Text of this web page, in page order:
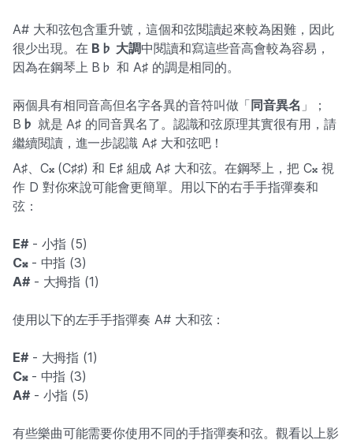
A# 大和弦包含重升號，這個和弦閱讀起來較為困難，因此
很少出現。在 B♭ 大調中閱讀和寫這些音高會較為容易，
因為在鋼琴上 B♭ 和 A♯ 的調是相同的。
兩個具有相同音高但名字各異的音符叫做「同音異名 」；
B ♭ 就是 A♯ 的同音異名了。認識和弦原理其實很有用，請
繼續閱讀，進一步認識 A♯ 大和弦吧！
A♯、C𝄪 (C♯♯) 和 E♯ 組成 A♯ 大和弦。在鋼琴上，把 C𝄪 視
作 D 對你來說可能會更簡單。用以下的右手手指彈奏和
弦：
E#- 小指 (5)
C𝄪- 中指 (3)
A#- 大拇指 (1)
使用以下的左手手指彈奏 A# 大和弦：
E#- 大拇指 (1)
C𝄪- 中指 (3)
A#- 小指 (5)
有些樂曲可能需要你使用不同的手指彈奏和弦。觀看以上影